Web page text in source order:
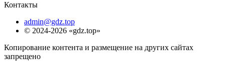
Контакты
admin@gdz.top
© 2024-2026 «gdz.top»
Копирование контента и размещение на других сайтах
запрещено